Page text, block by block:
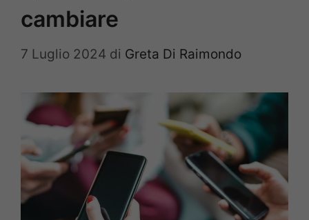
cambiare
7 Luglio 2024 di Greta Di Raimondo